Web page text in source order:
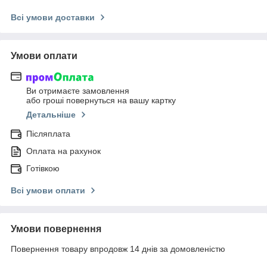
Всі умови доставки
Умови оплати
Ви отримаєте замовлення
або гроші повернуться на вашу картку
Детальніше
Післяплата
Оплата на рахунок
Готівкою
Всі умови оплати
Умови повернення
Повернення товару впродовж 14 днів за домовленістю